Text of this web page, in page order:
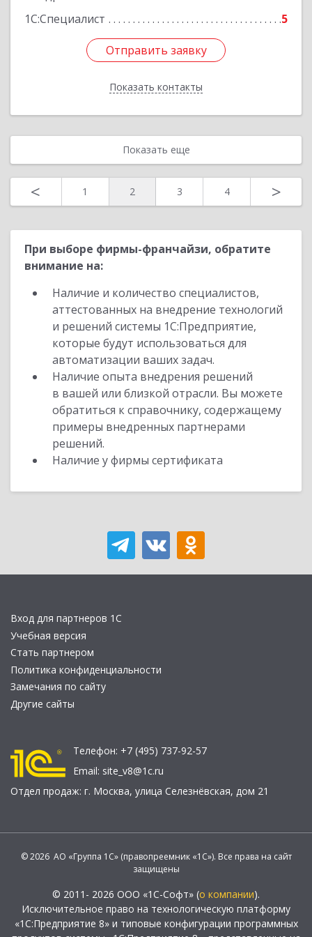
1С:Специалист
5
Отправить заявку
Показать контакты
Отправить заявку
Назад
Показать еще
< 1 2 3 4 >
При выборе фирмы-франчайзи, обратите
внимание на:
Наличие и количество специалистов,
аттестованных на внедрение технологий
и решений системы 1С:Предприятие,
которые будут использоваться для
автоматизации ваших задач.
Наличие опыта внедрения решений
в вашей или близкой отрасли. Вы можете
обратиться к справочнику, содержащему
примеры внедренных партнерами
решений.
Наличие у фирмы сертификата
Вход для партнеров 1С
Учебная версия
Стать партнером
Политика конфиденциальности
Замечания по сайту
Другие сайты
Телефон: +7 (495) 737-92-57
Email: site_v8@1c.ru
Отдел продаж: г. Москва, улица Селезнёвская, дом 21
© 2026 АО «Группа 1С» (правопреемник «1С»). Все права на сайт
защищены
© 2011- 2026 ООО «1С-Софт» (о компании).
Исключительное право на технологическую платформу
«1С:Предприятие 8» и типовые конфигурации программных